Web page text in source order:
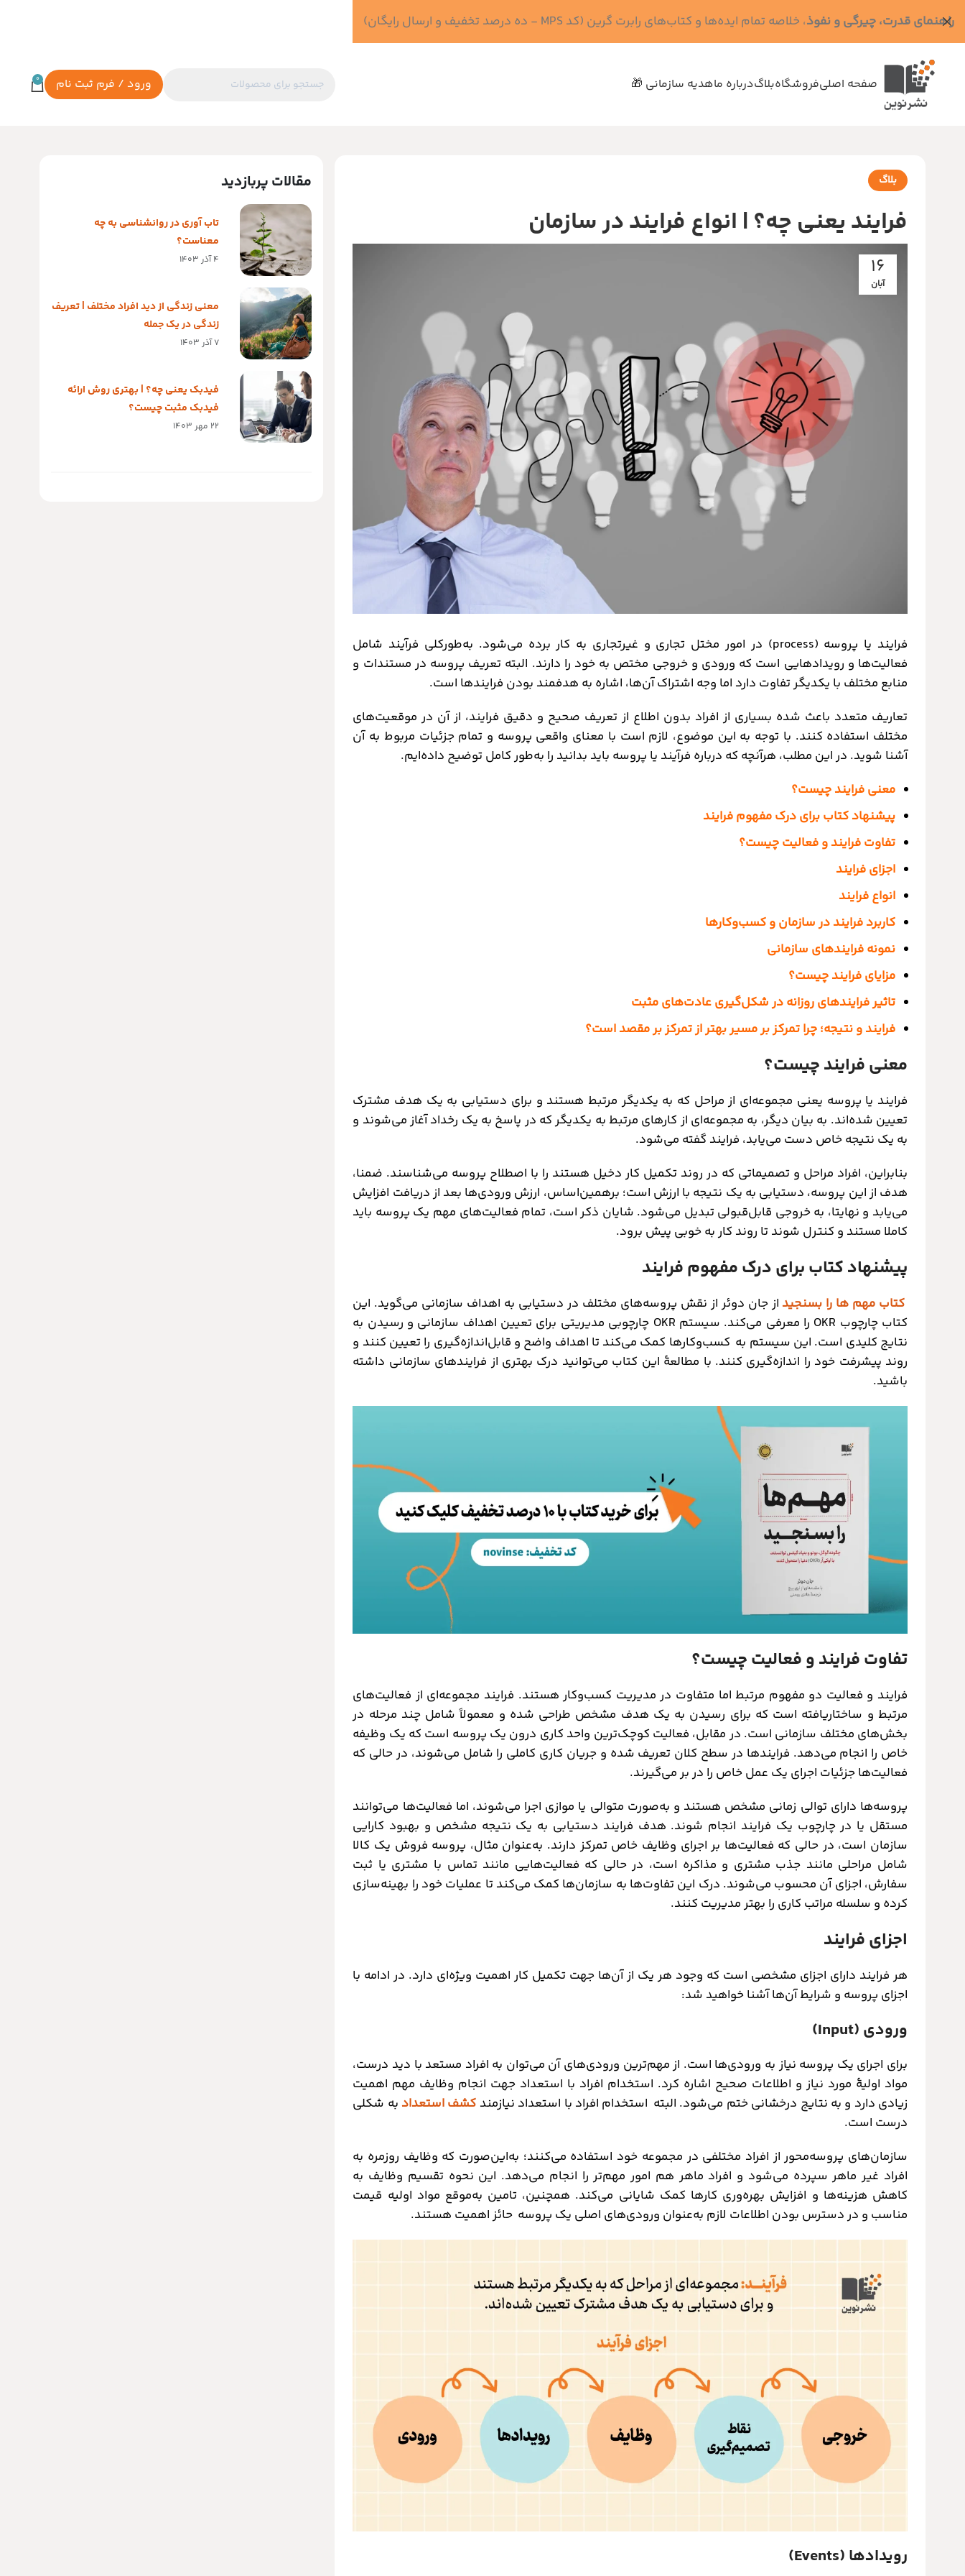
صفحه اصلیفروشگاهبلاگدرباره ماهدیه سازمانی 🎁 ورود / فرم ثبت نام 0
بلاگ
فرایند یعنی چه؟ | انواع فرایند در سازمان
16
آبان
فرایند یا پروسه (process) در امور مختل تجاری و غیرتجاری به کار برده می‌شود. به‌طورکلی فرآیند
شامل
فعالیت‌ها و رویدادهایی است که ورودی و خروجی مختص به خود را دارند. البته تعریف پروسه در مستندات و
منابع مختلف با یکدیگر تفاوت دارد اما وجه اشتراک آن‌ها، اشاره به هدفمند بودن فرایندها است.
تعاریف متعدد باعث شده بسیاری از افراد بدون اطلاع از تعریف صحیح و دقیق فرایند، از آن در موقعیت‌های
مختلف استفاده کنند. با توجه به این موضوع، لازم است با معنای واقعی پروسه و تمام جزئیات مربوط به آن
آشنا شوید. در این مطلب، هرآنچه که درباره فرآیند یا پروسه باید بدانید را به‌طور کامل توضیح داده‌ایم.
معنی فرایند چیست؟
پیشنهاد کتاب برای درک مفهوم فرایند
تفاوت فرایند و فعالیت چیست؟
اجزای فرایند
انواع فرایند
کاربرد فرایند در سازمان و کسب‌وکارها
نمونه فرایندهای سازمانی
مزایای فرایند چیست؟
تاثیر فرایندهای روزانه در شکل‌گیری عادت‌های مثبت
فرایند و نتیجه؛ چرا تمرکز بر مسیر بهتر از تمرکز بر مقصد است؟
معنی فرایند چیست؟
فرایند یا پروسه یعنی مجموعه‌ای از مراحل که به یکدیگر مرتبط هستند و برای دستیابی به یک هدف مشترک
تعیین شده‌اند. به بیان دیگر، به مجموعه‌ای از کارهای مرتبط به یکدیگر که در پاسخ به یک رخداد آغاز می‌شوند و
به یک نتیجه خاص دست می‌یابد، فرایند گفته می‌شود.
بنابراین، افراد مراحل و تصمیماتی که در روند تکمیل کار دخیل هستند را با اصطلاح پروسه می‌شناسند. ضمنا،
هدف از این پروسه، دستیابی به یک نتیجه با ارزش است؛ برهمین‌اساس، ارزش ورودی‌ها بعد از دریافت افزایش
می‌یابد و نهایتا، به خروجی قابل‌قبولی تبدیل می‌شود. شایان ذکر است، تمام فعالیت‌های مهم یک پروسه باید
کاملا مستند و کنترل شوند تا روند کار به خوبی پیش برود.
پیشنهاد کتاب برای درک مفهوم فرایند
کتاب مهم ها را بسنجید از جان دوئر از نقش پروسه‌های مختلف در دستیابی به اهداف سازمانی می‌گوید. این
کتاب چارچوب OKR را معرفی می‌کند. سیستم OKR چارچوبی مدیریتی برای تعیین اهداف سازمانی و رسیدن به
نتایج کلیدی است. این سیستم به کسب‌وکارها کمک می‌کند تا اهداف واضح و قابل‌اندازه‌گیری را تعیین کنند و
روند پیشرفت خود را اندازه‌گیری کنند. با مطالعۀ این کتاب می‌توانید درک بهتری از فرایندهای سازمانی داشته
باشید.
تفاوت فرایند و فعالیت چیست؟
فرایند و فعالیت دو مفهوم مرتبط اما متفاوت در مدیریت کسب‌وکار هستند. فرایند مجموعه‌ای از فعالیت‌های
مرتبط و ساختاریافته است که برای رسیدن به یک هدف مشخص طراحی شده و معمولاً شامل چند مرحله در
بخش‌های مختلف سازمانی است. در مقابل، فعالیت کوچک‌ترین واحد کاری درون یک پروسه است که یک وظیفه
خاص را انجام می‌دهد. فرایندها در سطح کلان تعریف شده و جریان کاری کاملی را شامل می‌شوند، در حالی که
فعالیت‌ها جزئیات اجرای یک عمل خاص را در بر می‌گیرند.
پروسه‌ها دارای توالی زمانی مشخص هستند و به‌صورت متوالی یا موازی اجرا می‌شوند، اما فعالیت‌ها می‌توانند
مستقل یا در چارچوب یک فرایند انجام شوند. هدف فرایند دستیابی به یک نتیجه مشخص و بهبود کارایی
سازمان است، در حالی که فعالیت‌ها بر اجرای وظایف خاص تمرکز دارند. به‌عنوان مثال، پروسه فروش یک کالا
شامل مراحلی مانند جذب مشتری و مذاکره است، در حالی که فعالیت‌هایی مانند تماس با مشتری یا ثبت
سفارش، اجزای آن محسوب می‌شوند. درک این تفاوت‌ها به سازمان‌ها کمک می‌کند تا عملیات خود را بهینه‌سازی
کرده و سلسله مراتب کاری را بهتر مدیریت کنند.
اجزای فرایند
هر فرایند دارای اجزای مشخصی است که وجود هر یک از آن‌ها جهت تکمیل کار اهمیت ویژه‌ای دارد. در ادامه با
اجزای پروسه و شرایط آن‌ها آشنا خواهید شد:
ورودی (Input)
برای اجرای یک پروسه نیاز به ورودی‌ها است. از مهم‌ترین ورودی‌های آن می‌توان به افراد مستعد با دید درست،
مواد اولیۀ مورد نیاز و اطلاعات صحیح اشاره کرد. استخدام افراد با استعداد جهت انجام وظایف مهم اهمیت
زیادی دارد و به نتایج درخشانی ختم می‌شود. البته استخدام افراد با استعداد نیازمند کشف استعداد به شکلی
درست است.
سازمان‌های پروسه‌محور از افراد مختلفی در مجموعه خود استفاده می‌کنند؛ به‌این‌صورت که وظایف روزمره به
افراد غیر ماهر سپرده می‌شود و افراد ماهر هم امور مهم‌تر را انجام می‌دهد. این نحوه تقسیم وظایف به
کاهش هزینه‌ها و افزایش بهره‌وری کارها کمک شایانی می‌کند. همچنین، تامین به‌موقع مواد اولیه قیمت
مناسب و در دسترس بودن اطلاعات لازم به‌عنوان ورودی‌های اصلی یک پروسه حائز اهمیت هستند.
رویدادها (Events)
مقالات پربازدید
تاب آوری در روانشناسی به چه
معناست؟
4 آذر 1403
معنی زندگی از دید افراد مختلف | تعریف
زندگی در یک جمله
7 آذر 1403
فیدبک یعنی چه؟ | بهتری روش ارائه
فیدبک مثبت چیست؟
22 مهر 1403
راهنمای قدرت، چیرگی و نفوذ، خلاصه تمام ایده‌ها و کتاب‌های رابرت گرین (کد MPS - ده درصد تخفیف و ارسال رایگان)